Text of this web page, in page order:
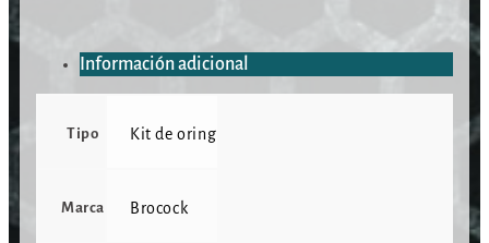
Información adicional
Tipo Kit de oring
Marca Brocock